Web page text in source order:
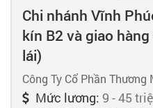
Chi nhánh Vĩnh
kín B2 và giao
lái)
Công Ty Cổ Phần
Mức lương: 9 - 45